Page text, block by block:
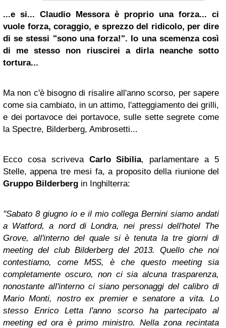
...e si... Claudio Messora è proprio una forza... ci
vuole forza, coraggio, e sprezzo del ridicolo, per dire
di se stessi "sono una forza!". Io una scemenza così
di me stesso non riuscirei a dirla neanche sotto
tortura...
Ma non c'è bisogno di risalire all'anno scorso, per sapere
come sia cambiato, in un attimo, l'atteggiamento dei grilli,
e dei portavoce dei portavoce, sulle sette segrete come
la Spectre, Bilderberg, Ambrosetti...
Ecco cosa scriveva Carlo Sibilia, parlamentare a 5
Stelle, appena tre mesi fa, a proposito della riunione del
Gruppo Bilderberg in Inghilterra:
"Sabato 8 giugno io e il mio collega Bernini siamo andati
a Watford, a nord di Londra, nei pressi dell'hotel The
Grove, all'interno del quale si è tenuta la tre giorni di
meeting del club Bilderberg del 2013. Quello che noi
contestiamo, come M5S, è che questo meeting sia
completamente oscuro, non ci sia alcuna trasparenza,
nonostante all'interno ci siano personaggi del calibro di
Mario Monti, nostro ex premier e senatore a vita. Lo
stesso Enrico Letta l'anno scorso ha partecipato al
meeting ed ora è primo ministro. Nella zona recintata